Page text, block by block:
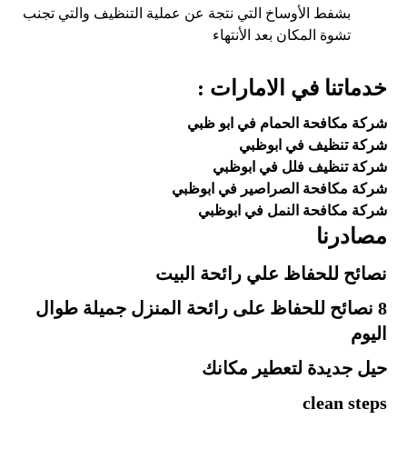
بشفط الأوساخ التي نتجة عن عملية التنظيف والتي تجنب
تشوة المكان بعد الأنتهاء
خدماتنا في الامارات :
شركة مكافحة الحمام في ابو ظبي
شركة تنظيف في ابوظبي
شركة تنظيف فلل في ابوظبي
شركة مكافحة الصراصير في ابوظبي
شركة مكافحة النمل في ابوظبي
مصادرنا
نصائح للحفاظ علي رائحة البيت
8 نصائح للحفاظ على رائحة المنزل جميلة طوال
اليوم
حيل جديدة لتعطير مكانك
clean steps